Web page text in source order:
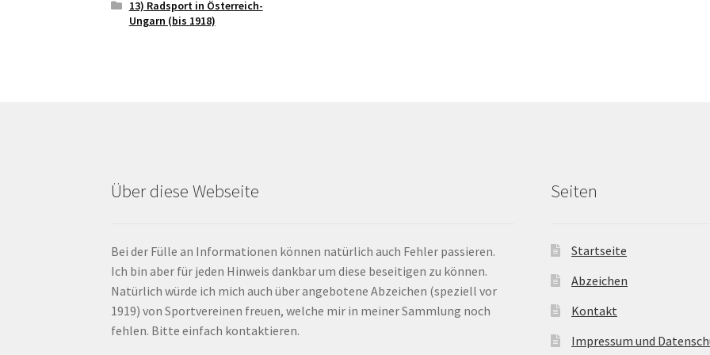
13) Radsport in Österreich-
Ungarn (bis 1918)
Über diese Webseite
Bei der Fülle an Informationen können natürlich auch Fehler passieren.
Ich bin aber für jeden Hinweis dankbar um diese beseitigen zu können.
Natürlich würde ich mich auch über angebotene Abzeichen (speziell vor
1919) von Sportvereinen freuen, welche mir in meiner Sammlung noch
fehlen. Bitte einfach kontaktieren.
Seiten
Startseite
Abzeichen
Kontakt
Impressum und